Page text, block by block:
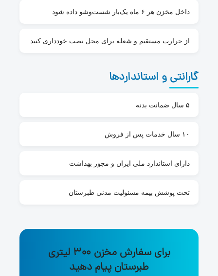
داخل مخزن هر ۶ ماه یک‌بار شست‌وشو داده شود
از حرارت مستقیم و شعله برای محل نصب خودداری کنید
گارانتی و استانداردها
۵ سال ضمانت بدنه
۱۰ سال خدمات پس از فروش
دارای استاندارد ملی ایران و مجوز بهداشت
تحت پوشش بیمه مسئولیت مدنی طبرستان
برای سفارش مخزن ۳۰۰ لیتری
طبرستان پیام دهید